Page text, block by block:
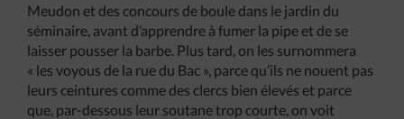
Meudon et des concours de boule dans le jardin du
séminaire, avant d’apprendre à fumer la pipe et de se
laisser pousser la barbe. Plus tard, on les surnommera
« les voyous de la rue du Bac », parce qu’ils ne nouent pas
leurs ceintures comme des clercs bien élevés et parce
que, par-dessous leur soutane trop courte, on voit